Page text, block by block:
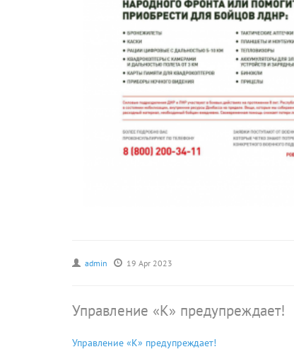
admin 19 Apr 2023
Управление «К» предупреждает!
Управление «К» предупреждает!